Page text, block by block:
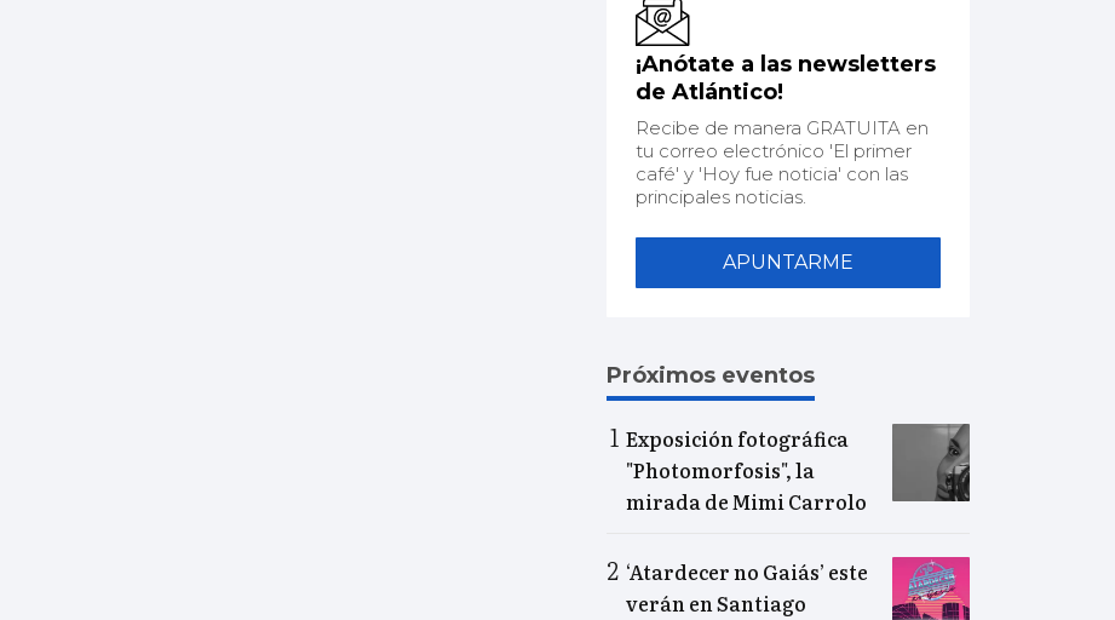
¡Anótate a las newsletters
de Atlántico!
Recibe de manera GRATUITA en
tu correo electrónico 'El primer
café' y 'Hoy fue noticia' con las
principales noticias.
APUNTARME
Próximos eventos
Exposición fotográfica
"Photomorfosis", la
mirada de Mimi Carrolo
‘Atardecer no Gaiás’ este
verán en Santiago